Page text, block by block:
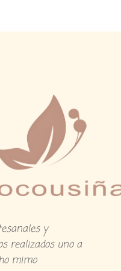
y
realizados uno a
mimo